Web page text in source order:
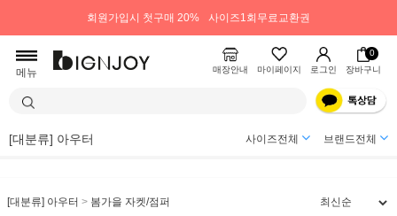
회원가입시 첫구매 20% 사이즈1회무료교환권
메뉴 매장안내 마이페이지 로그인
0
장바구니
[대분류] 아우터 사이즈전체 브랜드전체
[대분류] 아우터 > 봄가을 자켓/점퍼